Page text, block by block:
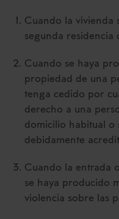
Cuando la vivienda
segunda residencia
Cuando se haya
propiedad de una
tenga cedido por
derecho a una
domicilio habitual o
debidamente
Cuando la entrada
se haya producido
violencia sobre las